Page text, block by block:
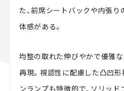
た、前席シートバックや内張り
体感がある。
均整の取れた伸びやかで優雅
再現。視認性に配慮した凸凹
ンランプも特徴的で、ソリッド